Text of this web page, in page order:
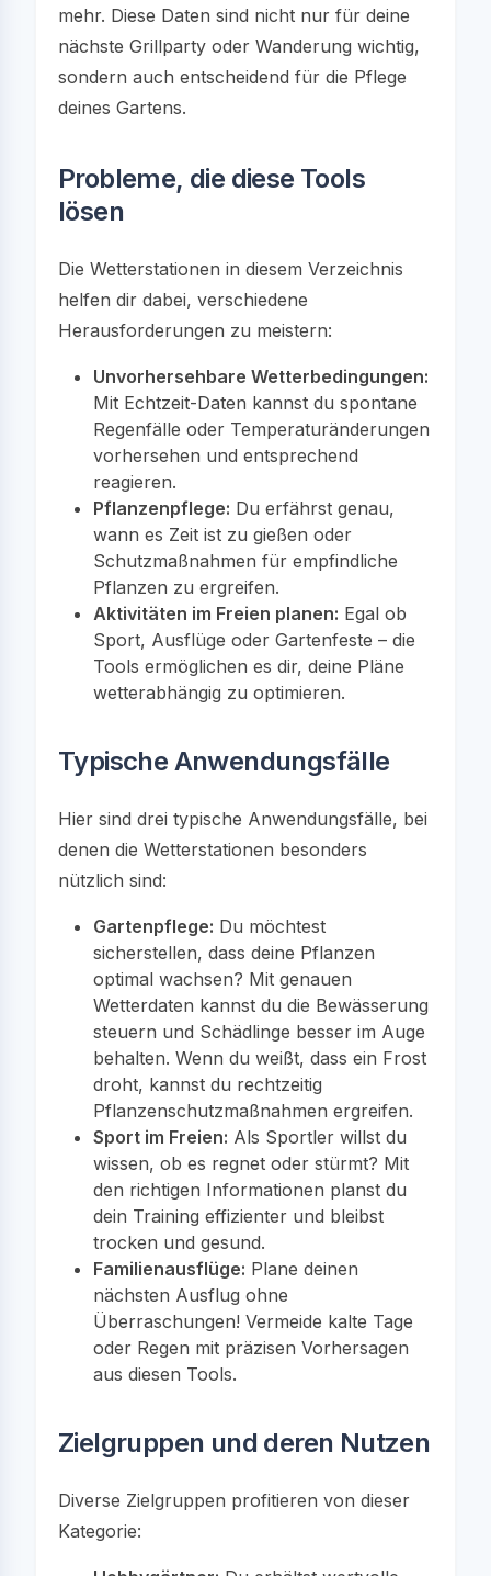
mehr. Diese Daten sind nicht nur für deine
nächste Grillparty oder Wanderung wichtig,
sondern auch entscheidend für die Pflege
deines Gartens.
Probleme, die diese Tools
lösen
Die Wetterstationen in diesem Verzeichnis
helfen dir dabei, verschiedene
Herausforderungen zu meistern:
Unvorhersehbare Wetterbedingungen:
Mit Echtzeit-Daten kannst du spontane
Regenfälle oder Temperaturänderungen
vorhersehen und entsprechend
reagieren.
Pflanzenpflege: Du erfährst genau,
wann es Zeit ist zu gießen oder
Schutzmaßnahmen für empfindliche
Pflanzen zu ergreifen.
Aktivitäten im Freien planen: Egal ob
Sport, Ausflüge oder Gartenfeste – die
Tools ermöglichen es dir, deine Pläne
wetterabhängig zu optimieren.
Typische Anwendungsfälle
Hier sind drei typische Anwendungsfälle, bei
denen die Wetterstationen besonders
nützlich sind:
Gartenpflege: Du möchtest
sicherstellen, dass deine Pflanzen
optimal wachsen? Mit genauen
Wetterdaten kannst du die Bewässerung
steuern und Schädlinge besser im Auge
behalten. Wenn du weißt, dass ein Frost
droht, kannst du rechtzeitig
Pflanzenschutzmaßnahmen ergreifen.
Sport im Freien: Als Sportler willst du
wissen, ob es regnet oder stürmt? Mit
den richtigen Informationen planst du
dein Training effizienter und bleibst
trocken und gesund.
Familienausflüge: Plane deinen
nächsten Ausflug ohne
Überraschungen! Vermeide kalte Tage
oder Regen mit präzisen Vorhersagen
aus diesen Tools.
Zielgruppen und deren Nutzen
Diverse Zielgruppen profitieren von dieser
Kategorie: